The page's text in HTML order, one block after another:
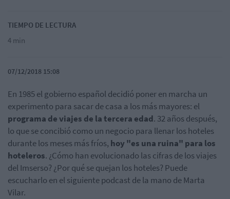
TIEMPO DE LECTURA
4 min
07/12/2018 15:08
En 1985 el gobierno español decidió poner en marcha un
experimento para sacar de casa a los más mayores: el
programa de viajes de la tercera edad. 32 años después,
lo que se concibió como un negocio para llenar los hoteles
durante los meses más fríos, hoy "es una ruina" para los
hoteleros. ¿Cómo han evolucionado las cifras de los viajes
del Imserso? ¿Por qué se quejan los hoteles? Puede
escucharlo en el siguiente podcast de la mano de Marta
Vilar.